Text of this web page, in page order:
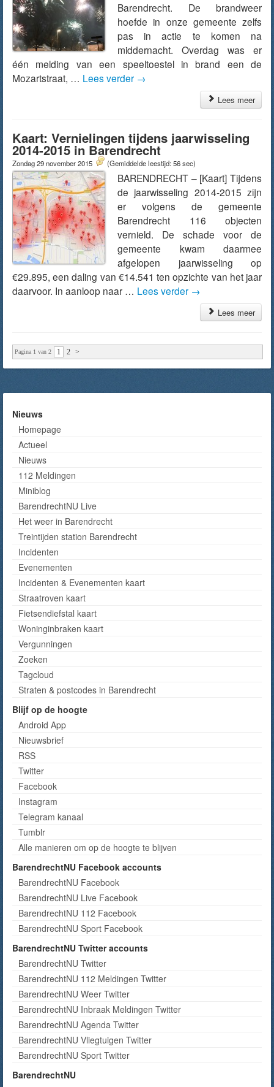
Barendrecht. De brandweer
hoefde in onze gemeente zelfs
pas in actie te komen na
middernacht. Overdag was er
één melding van een speeltoestel in brand een de
Mozartstraat, … Lees verder →
Lees meer
Kaart: Vernielingen tijdens jaarwisseling
2014-2015 in Barendrecht
Zondag 29 november 2015 (Gemiddelde leestijd: 56 sec)
BARENDRECHT – [Kaart] Tijdens
de jaarwisseling 2014-2015 zijn
er volgens de gemeente
Barendrecht 116 objecten
vernield. De schade voor de
gemeente kwam daarmee
afgelopen jaarwisseling op
€29.895, een daling van €14.541 ten opzichte van het jaar
daarvoor. In aanloop naar … Lees verder →
Lees meer
Pagina 1 van 2 1 2 >
Nieuws
Homepage
Actueel
Nieuws
112 Meldingen
Miniblog
BarendrechtNU Live
Het weer in Barendrecht
Treintijden station Barendrecht
Incidenten
Evenementen
Incidenten & Evenementen kaart
Straatroven kaart
Fietsendiefstal kaart
Woninginbraken kaart
Vergunningen
Zoeken
Tagcloud
Straten & postcodes in Barendrecht
Blijf op de hoogte
Android App
Nieuwsbrief
RSS
Twitter
Facebook
Instagram
Telegram kanaal
Tumblr
Alle manieren om op de hoogte te blijven
BarendrechtNU Facebook accounts
BarendrechtNU Facebook
BarendrechtNU Live Facebook
BarendrechtNU 112 Facebook
BarendrechtNU Sport Facebook
BarendrechtNU Twitter accounts
BarendrechtNU Twitter
BarendrechtNU 112 Meldingen Twitter
BarendrechtNU Weer Twitter
BarendrechtNU Inbraak Meldingen Twitter
BarendrechtNU Agenda Twitter
BarendrechtNU Vliegtuigen Twitter
BarendrechtNU Sport Twitter
BarendrechtNU